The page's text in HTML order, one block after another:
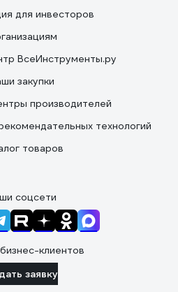
для инвесторов
ВсеИнструменты.ру
закупки
производителей
технологий
товаров
соцсети
клиентов
заявку